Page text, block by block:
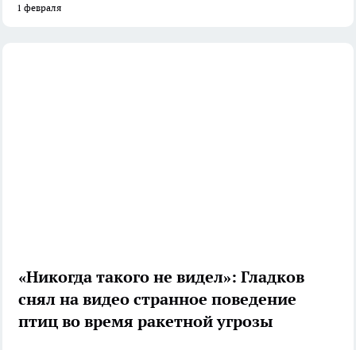
1 февраля
«Никогда такого не видел»: Гладков
снял на видео странное поведение
птиц во время ракетной угрозы